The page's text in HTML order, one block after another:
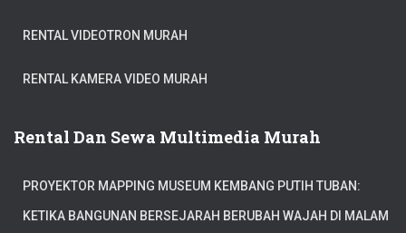
RENTAL VIDEOTRON MURAH
RENTAL KAMERA VIDEO MURAH
Rental Dan Sewa Multimedia Murah
PROYEKTOR MAPPING MUSEUM KEMBANG PUTIH TUBAN:
KETIKA BANGUNAN BERSEJARAH BERUBAH WAJAH DI MALAM